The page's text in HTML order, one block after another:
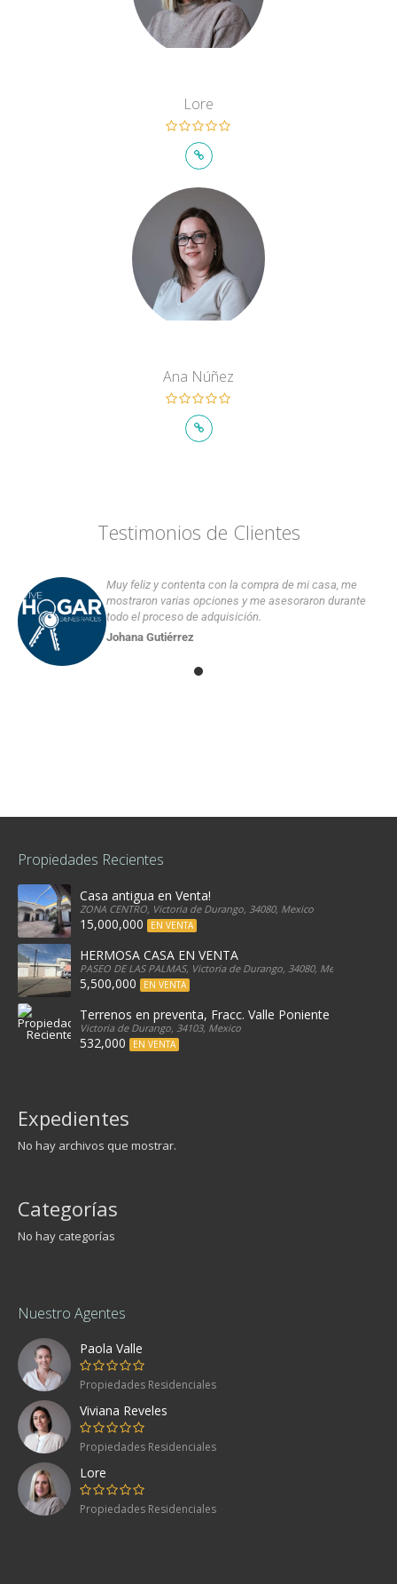
Lore
Ana Núñez
Testimonios de Clientes
Muy feliz y contenta con la compra de mi casa, me
mostraron varias opciones y me asesoraron durante
todo el proceso de adquisición.
Johana Gutiérrez
Propiedades Recientes
Casa antigua en Venta!
ZONA CENTRO, Victoria de Durango, 34080, Mexico
15,000,000 EN VENTA
HERMOSA CASA EN VENTA
PASEO DE LAS PALMAS, Victoria de Durango, 34080, Mexico
5,500,000 EN VENTA
Terrenos en preventa, Fracc. Valle Poniente
Victoria de Durango, 34103, Mexico
532,000 EN VENTA
Expedientes
No hay archivos que mostrar.
Categorías
No hay categorías
Nuestro Agentes
Paola Valle
Propiedades Residenciales
Viviana Reveles
Propiedades Residenciales
Lore
Propiedades Residenciales